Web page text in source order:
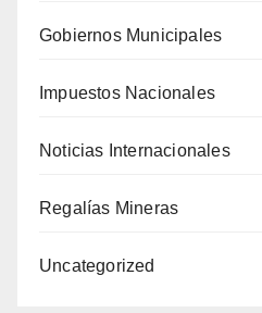
Gobiernos Municipales
Impuestos Nacionales
Noticias Internacionales
Regalías Mineras
Uncategorized